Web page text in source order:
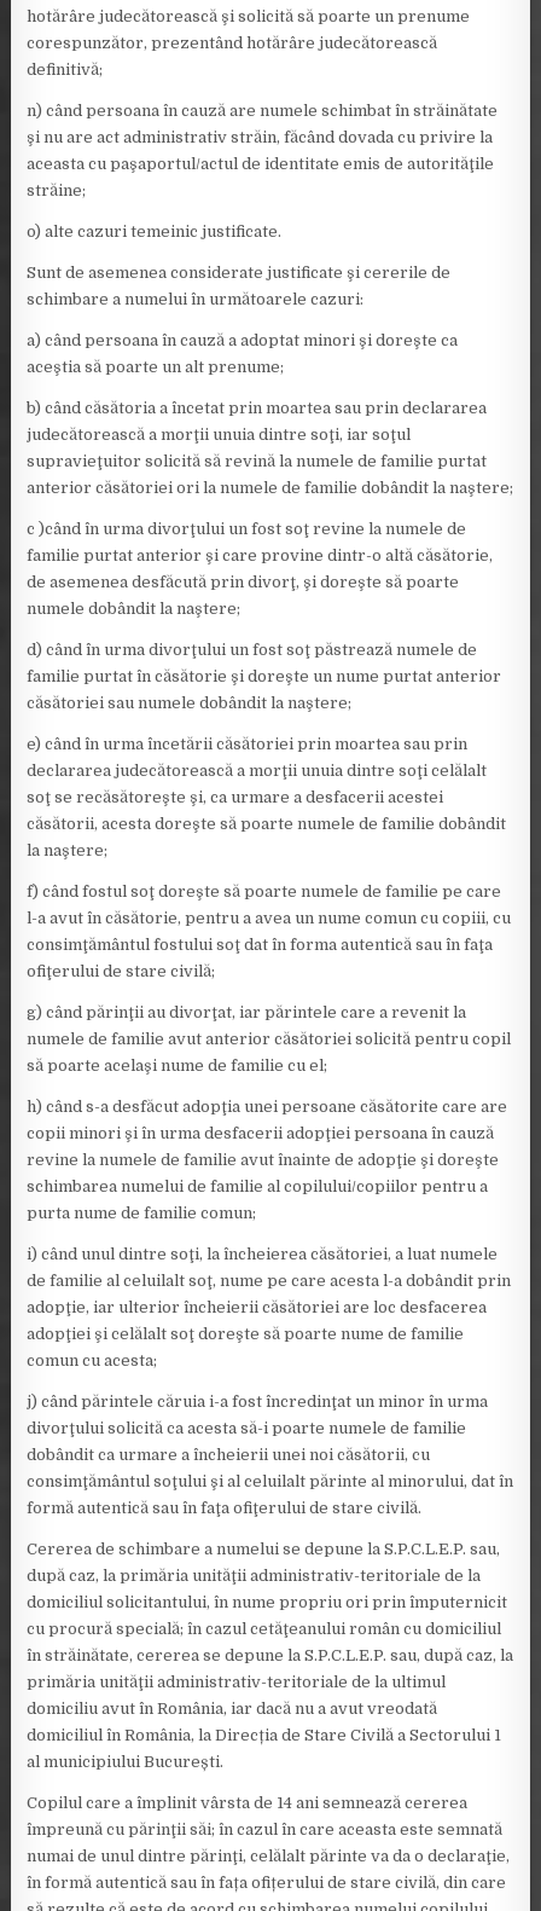
hotărâre judecătorească şi solicită să poarte un prenume
corespunzător, prezentând hotărâre judecătorească
definitivă;
n) când persoana în cauză are numele schimbat în străinătate
şi nu are act administrativ străin, făcând dovada cu privire la
aceasta cu paşaportul/actul de identitate emis de autorităţile
străine;
o) alte cazuri temeinic justificate.
Sunt de asemenea considerate justificate şi cererile de
schimbare a numelui în următoarele cazuri:
a) când persoana în cauză a adoptat minori şi doreşte ca
aceştia să poarte un alt prenume;
b) când căsătoria a încetat prin moartea sau prin declararea
judecătorească a morţii unuia dintre soţi, iar soţul
supravieţuitor solicită să revină la numele de familie purtat
anterior căsătoriei ori la numele de familie dobândit la naştere;
c )când în urma divorţului un fost soţ revine la numele de
familie purtat anterior şi care provine dintr-o altă căsătorie,
de asemenea desfăcută prin divorţ, şi doreşte să poarte
numele dobândit la naştere;
d) când în urma divorţului un fost soţ păstrează numele de
familie purtat în căsătorie şi doreşte un nume purtat anterior
căsătoriei sau numele dobândit la naştere;
e) când în urma încetării căsătoriei prin moartea sau prin
declararea judecătorească a morţii unuia dintre soţi celălalt
soţ se recăsătoreşte şi, ca urmare a desfacerii acestei
căsătorii, acesta doreşte să poarte numele de familie dobândit
la naştere;
f) când fostul soţ doreşte să poarte numele de familie pe care
l-a avut în căsătorie, pentru a avea un nume comun cu copiii, cu
consimţământul fostului soţ dat în forma autentică sau în faţa
ofiţerului de stare civilă;
g) când părinţii au divorţat, iar părintele care a revenit la
numele de familie avut anterior căsătoriei solicită pentru copil
să poarte acelaşi nume de familie cu el;
h) când s-a desfăcut adopţia unei persoane căsătorite care are
copii minori şi în urma desfacerii adopţiei persoana în cauză
revine la numele de familie avut înainte de adopţie şi doreşte
schimbarea numelui de familie al copilului/copiilor pentru a
purta nume de familie comun;
i) când unul dintre soţi, la încheierea căsătoriei, a luat numele
de familie al celuilalt soţ, nume pe care acesta l-a dobândit prin
adopţie, iar ulterior încheierii căsătoriei are loc desfacerea
adopţiei şi celălalt soţ doreşte să poarte nume de familie
comun cu acesta;
j) când părintele căruia i-a fost încredinţat un minor în urma
divorţului solicită ca acesta să-i poarte numele de familie
dobândit ca urmare a încheierii unei noi căsătorii, cu
consimţământul soţului şi al celuilalt părinte al minorului, dat în
formă autentică sau în faţa ofiţerului de stare civilă.
Cererea de schimbare a numelui se depune la S.P.C.L.E.P. sau,
după caz, la primăria unităţii administrativ-teritoriale de la
domiciliul solicitantului, în nume propriu ori prin împuternicit
cu procură specială; în cazul cetăţeanului român cu domiciliul
în străinătate, cererea se depune la S.P.C.L.E.P. sau, după caz, la
primăria unităţii administrativ-teritoriale de la ultimul
domiciliu avut în România, iar dacă nu a avut vreodată
domiciliul în România, la Direcția de Stare Civilă a Sectorului 1
al municipiului București.
Copilul care a împlinit vârsta de 14 ani semnează cererea
împreună cu părinţii săi; în cazul în care aceasta este semnată
numai de unul dintre părinţi, celălalt părinte va da o declaraţie,
în formă autentică sau în fața ofițerului de stare civilă, din care